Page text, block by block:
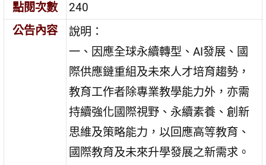
點閱次數
240
公告內容
說明：
一、因應全球永續轉型、AI發展、國
際供應鏈重組及未來人才培育趨勢，
教育工作者除專業教學能力外，亦需
持續強化國際視野、永續素養、創新
思維及策略能力，以回應高等教育、
國際教育及未來升學發展之新需求。